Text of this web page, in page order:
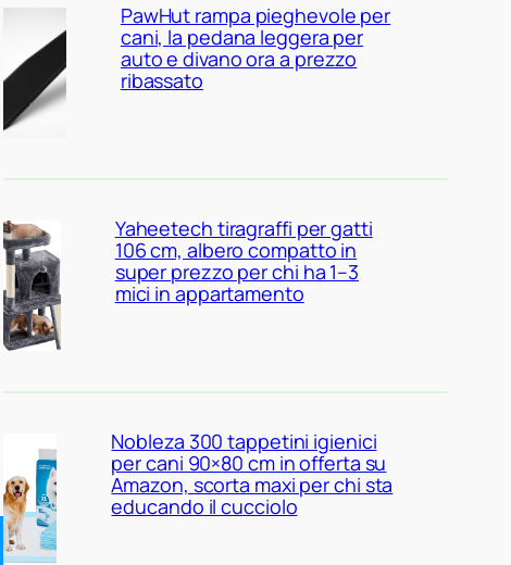
PawHut rampa pieghevole per
cani, la pedana leggera per
auto e divano ora a prezzo
ribassato
Yaheetech tiragraffi per gatti
106 cm, albero compatto in
super prezzo per chi ha 1–3
mici in appartamento
Nobleza 300 tappetini igienici
per cani 90×80 cm in offerta su
Amazon, scorta maxi per chi sta
educando il cucciolo